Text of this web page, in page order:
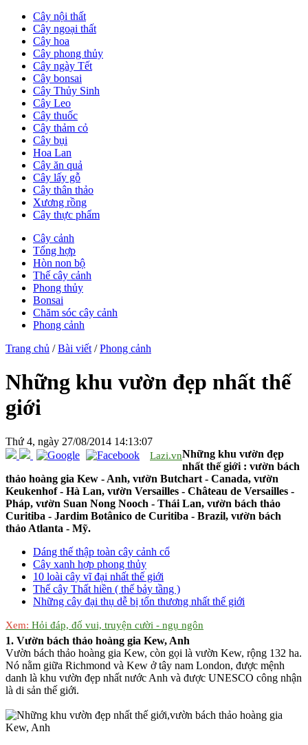
Cây nội thất
Cây ngoại thất
Cây hoa
Cây phong thủy
Cây ngày Tết
Cây bonsai
Cây Thủy Sinh
Cây Leo
Cây thuốc
Cây thảm cỏ
Cây bụi
Hoa Lan
Cây ăn quả
Cây lấy gỗ
Cây thân thảo
Xương rồng
Cây thực phẩm
Cây cảnh
Tổng hợp
Hòn non bộ
Thế cây cảnh
Phong thủy
Bonsai
Chăm sóc cây cảnh
Phong cảnh
Trang chủ /Bài viết /Phong cảnh
Những khu vườn đẹp nhất thế
giới
Thứ 4, ngày 27/08/2014 14:13:07
Lazi.vnNhững khu vườn đẹp
nhất thế giới : vườn bách
thảo hoàng gia Kew - Anh, vườn Butchart - Canada, vườn
Keukenhof - Hà Lan, vườn Versailles - Château de Versailles -
Pháp, vườn Suan Nong Nooch - Thái Lan, vườn bách thảo
Curitiba - Jardim Botânico de Curitiba - Brazil, vườn bách
thảo Atlanta - Mỹ.
Dáng thế thập toàn cây cảnh cổ
Cây xanh hợp phong thủy
10 loài cây vĩ đại nhất thế giới
Thế cây Thất hiền ( thế bảy tầng )
Những cây đại thụ dễ bị tổn thương nhất thế giới
Xem: Hỏi đáp, đố vui, truyện cười - ngụ ngôn
1. Vườn bách thảo hoàng gia Kew, Anh
Vườn bách thảo hoàng gia Kew, còn gọi là vườn Kew, rộng 132 ha.
Nó nằm giữa Richmond và Kew ở tây nam London, được mệnh
danh là khu vườn đẹp nhất nước Anh và được UNESCO công nhận
là di sản thế giới.